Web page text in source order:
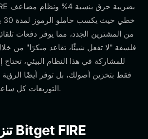
من المشترين الجدد، مما يوفر دفعات
فلسفة "لا تفعل شيئًا، تقاعد مبكرًا" من
للمشاركة في هذا النظام البيئي،
فقط بتخزين أصولك، بل توفر أيضًا الرؤية
التوزيعات كل ساعة وآليات الانكماش.
تنزيل محفظة Bitget FIRE